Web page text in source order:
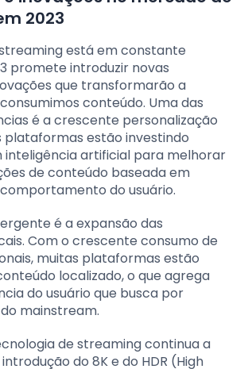
2023
está em constante
promete introduzir novas
que transformarão a
conteúdo. Uma das
é a crescente personalização
plataformas estão investindo
artificial para melhorar
de conteúdo baseada em
do usuário.
é a expansão das
Com o crescente consumo de
muitas plataformas estão
localizado, o que agrega
do usuário que busca por
mainstream.
de streaming continua a
do 8K e do HDR (High